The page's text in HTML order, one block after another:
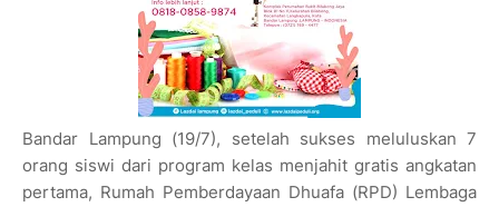
Bandar Lampung (19/7), setelah sukses meluluskan 7
orang siswi dari program kelas menjahit gratis angkatan
pertama, Rumah Pemberdayaan Dhuafa (RPD) Lembaga